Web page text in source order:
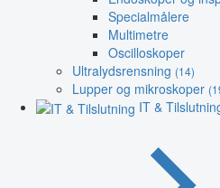
Specialmålere
Multimetre
Oscilloskoper
Ultralydsrensning (14)
Lupper og mikroskoper
IT &